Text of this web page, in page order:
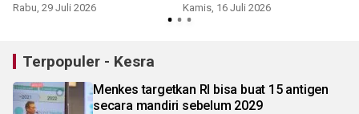
Rabu, 29 Juli 2026 Kamis, 16 Juli 2026
Terpopuler - Kesra
Menkes targetkan RI bisa buat 15 antigen
secara mandiri sebelum 2029